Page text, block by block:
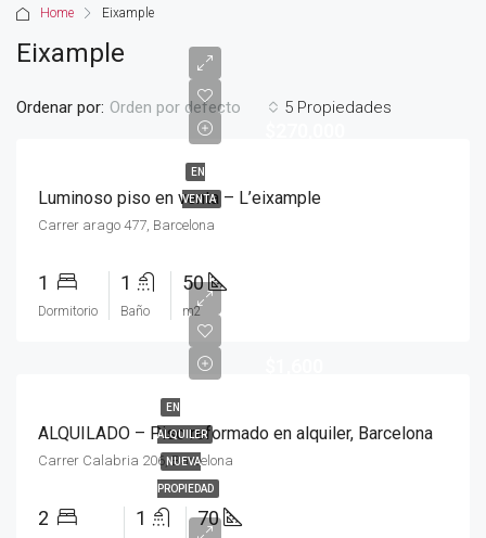
Home Eixample
Eixample
5 Propiedades
Ordenar por: Orden por defecto
EN
VENTA
Luminoso piso en venta – L’eixample
Carrer arago 477, Barcelona
1
Dormitorio
1
Baño
50
m2
EN
ALQUILER
NUEVA
PROPIEDAD
ALQUILADO – Piso reformado en alquiler, Barcelona
Carrer Calabria 206, Barcelona
2 1 70